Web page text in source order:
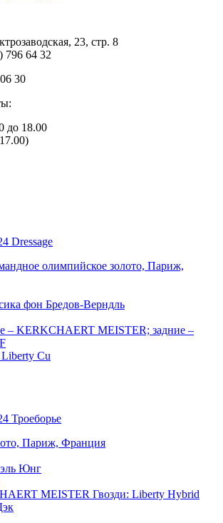
23, стр. 8
796 64 32
30
до 18.00
Dressage
олимпийское золото, Париж,
фон Бредов-Верндль
– KERKCHAERT MEISTER; задние –
Cu
Троеборье
Париж, Франция
Юнг
MEISTER Гвозди: Liberty Hybrid